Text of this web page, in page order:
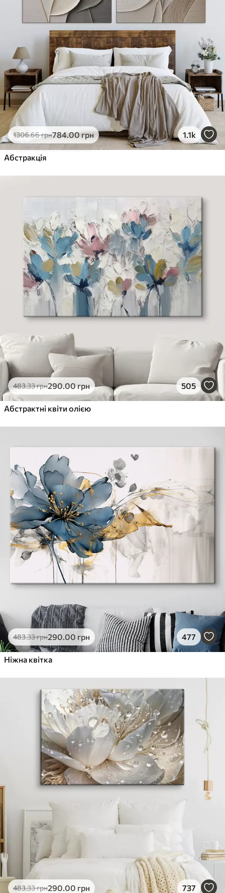
1306.66грн784.00грн 1.1k
Абстракція
483.33грн290.00грн 505
Абстрактні квіти олією
483.33грн290.00 грн 477
Ніжна квітка
483.33грн290.00 грн 737